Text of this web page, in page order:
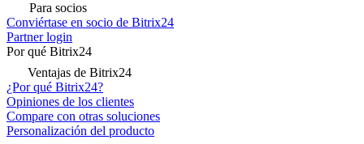
Para socios
Conviértase en socio de Bitrix24
Partner login
Por qué Bitrix24
Ventajas de Bitrix24
¿Por qué Bitrix24?
Opiniones de los clientes
Compare con otras soluciones
Personalización del producto